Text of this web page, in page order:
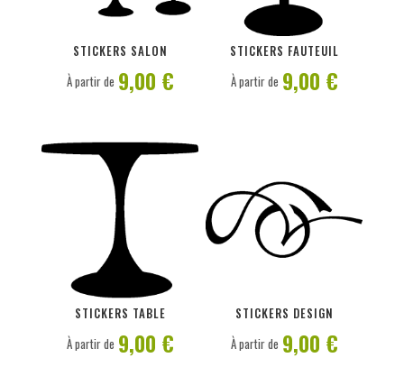
STICKERS SALON
À partir de 9,00 €
STICKERS FAUTEUIL
PERSONNALISER
À partir de 9,00 €
STICKERS TABLE
PERSONNALISER
À partir de 9,00 €
STICKERS DESIGN
À partir de 9,00 €